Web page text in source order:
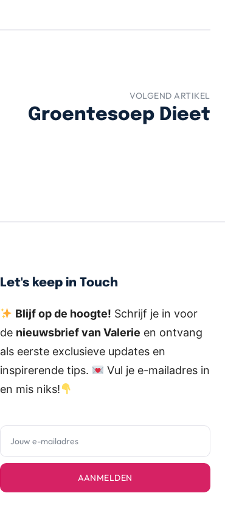
VOLGEND ARTIKEL
Groentesoep Dieet
Let's keep in Touch
Blijf op de hoogte! Schrijf je in voor
de nieuwsbrief van Valerie en ontvang
als eerste exclusieve updates en
inspirerende tips.
Vul je e-mailadres in
en mis niks!
AANMELDEN